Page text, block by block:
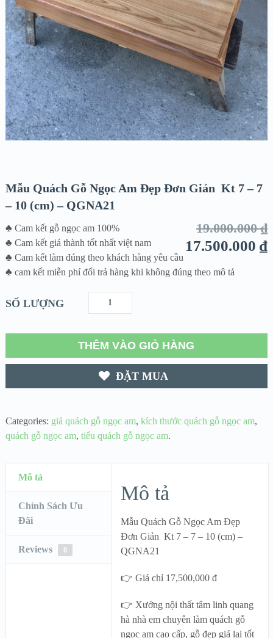
Mẫu Quách Gỗ Ngọc Am Đẹp Đơn Giản Kt 7 – 7
– 10 (cm) – QGNA21
19.000.000₫
17.500.000₫
♣ Cam kết gỗ ngọc am 100%
♣ Cam kết giá thành tốt nhất việt nam
♣ Cam kết làm đúng theo khách hàng yêu cầu
♣ cam kết miễn phí đổi trả hàng khi không đúng theo mô tả
SỐ LƯỢNG
THÊM VÀO GIỎ HÀNG
ĐẶT MUA
Categories: giá quách gỗ ngọc am, kích thước quách gỗ ngọc am,
quách gỗ ngọc am, tiểu quách gỗ ngọc am.
Mô tả
Chính Sách Ưu
Đãi
Reviews 0
Mô tả
Mẫu Quách Gỗ Ngọc Am Đẹp
Đơn Giản Kt 7 – 7 – 10 (cm) –
QGNA21
👉 Giá chỉ 17,500,000 đ
👉 Xưởng nội thất tâm linh quang
hà nhà em chuyên làm quách gỗ
ngọc am cao cấp, gỗ đẹp giá lại tốt